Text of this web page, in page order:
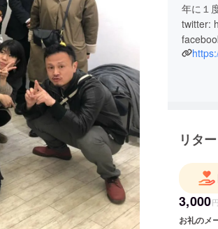
年に１
twitter:
リタ
3,000円
お礼のメ